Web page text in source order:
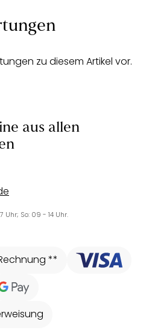
zu diesem Artikel vor.
aus allen
Uhr; So: 09 - 14 Uhr.
**